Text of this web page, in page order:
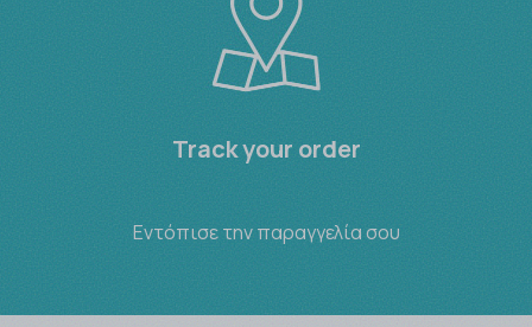
Track your order
Εντόπισε την παραγγελία σου